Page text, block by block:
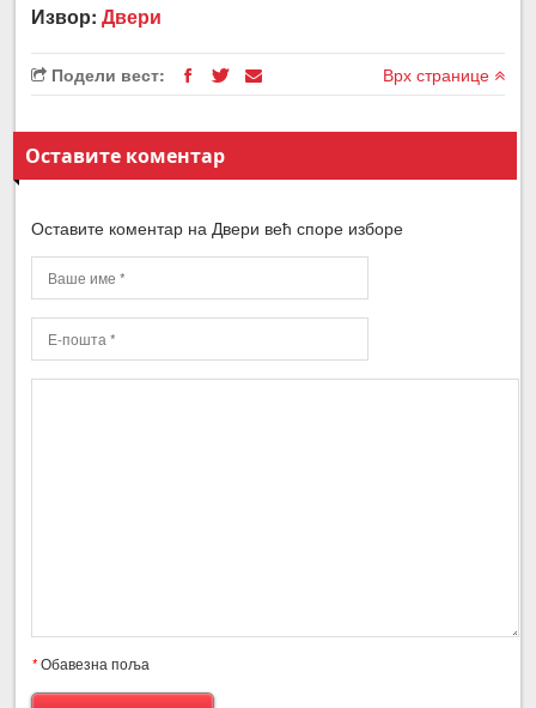
Извор:Двери
Подели вест: Врх странице
Оставите коментар
Оставите коментар на Двери већ споре изборе
*Обавезна поља